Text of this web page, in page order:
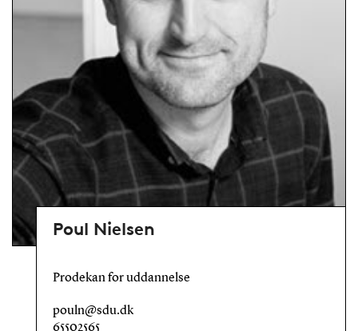
Poul Nielsen
Prodekan for uddannelse
pouln@sdu.dk
65502565